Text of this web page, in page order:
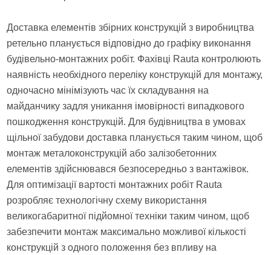
Доставка елементів збірних конструкцій з виробництва
ретельно планується відповідно до графіку виконання
будівельно-монтажних робіт. Фахівці Rauta контролюють
наявність необхідного переліку конструкцій для монтажу,
одночасно мінімізують час їх складування на
майданчику задля уникання імовірності випадкового
пошкодження конструкцій. Для будівництва в умовах
щільної забудови доставка планується таким чином, щоб
монтаж металоконструкцій або залізобетонних
елементів здійснювався безпосередньо з вантажівок.
Для оптимізації вартості монтажних робіт Rauta
розробляє технологічну схему використання
великогабаритної підйомної техніки таким чином, щоб
забезпечити монтаж максимально можливої кількості
конструкцій з одного положення без впливу на